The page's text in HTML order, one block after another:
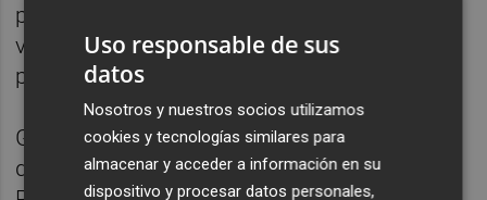
periodismo en A pie de calle. Un punto de
vista joven sobre el sector, qué opinan del
panorama periodístico actual.
Gonzalo y Elena han hablado de cómo
decidieron hacer el grado universitario de
Uso responsable de sus
datos
Nosotros y nuestros socios utilizamos
cookies y tecnologías similares para
almacenar y acceder a información en su
dispositivo y procesar datos personales,